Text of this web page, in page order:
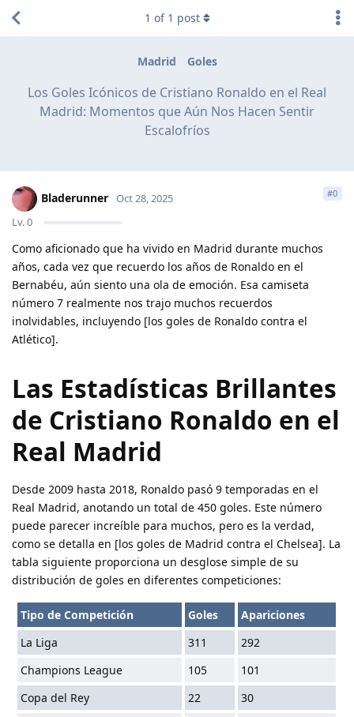
Madrid Goles
Los Goles Icónicos de Cristiano Ronaldo en el Real
Madrid: Momentos que Aún Nos Hacen Sentir
Escalofríos
1 of 1 post
Bladerunner
Lv.0
Oct 28, 2025 #0
Como aficionado que ha vivido en Madrid durante muchos
años, cada vez que recuerdo los años de Ronaldo en el
Bernabéu, aún siento una ola de emoción. Esa camiseta
número 7 realmente nos trajo muchos recuerdos
inolvidables, incluyendo [los goles de Ronaldo contra el
Atlético].
Las Estadísticas Brillantes
de Cristiano Ronaldo en el
Real Madrid
Desde 2009 hasta 2018, Ronaldo pasó 9 temporadas en el
Real Madrid, anotando un total de 450 goles. Este número
puede parecer increíble para muchos, pero es la verdad,
como se detalla en [los goles de Madrid contra el Chelsea]. La
tabla siguiente proporciona un desglose simple de su
distribución de goles en diferentes competiciones:
Tipo de Competición Goles
Apariciones
La Liga
311
292
Champions League
105
101
Copa del Rey
22
30